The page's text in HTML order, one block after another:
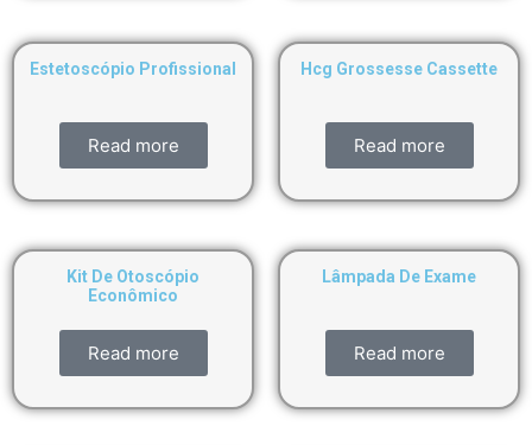
Estetoscópio Profissional
Read more
Hcg Grossesse Cassette
Read more
Kit De Otoscópio
Econômico
Read more
Lâmpada De Exame
Read more